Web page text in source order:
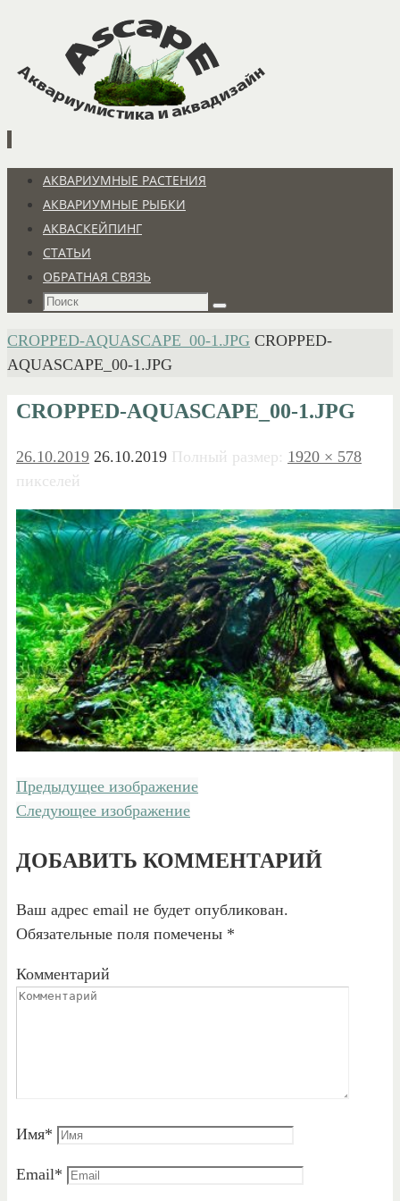
содержимому
Перейти
содержимому
АКВАРИУМНЫЕ РАСТЕНИЯ
АКВАРИУМНЫЕ РЫБКИ
АКВАСКЕЙПИНГ
СТАТЬИ
ОБРАТНАЯ СВЯЗЬ
Что
Поиск
ГЛАВНАЯ
CROPPED-AQUASCAPE_00-1.JPG CROPPED-
AQUASCAPE_00-1.JPG
CROPPED-AQUASCAPE_00-1.JPG
26.10.2019 26.10.2019 Полный размер: 1920 × 578
пикселей
Предыдущее изображение
Следующее изображение
ДОБАВИТЬ КОММЕНТАРИЙ
Ваш адрес email не будет опубликован.
Обязательные поля помечены *
Комментарий
Имя*
Email*